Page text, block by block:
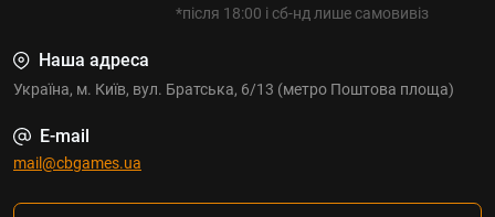
*після 18:00 і сб-нд лише самовивіз
Наша адреса
Україна, м. Київ, вул. Братська, 6/13 (метро Поштова площа)
E-mail
mail@cbgames.ua